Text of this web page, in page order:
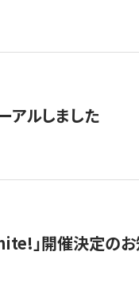
アルしました
」開催決定の